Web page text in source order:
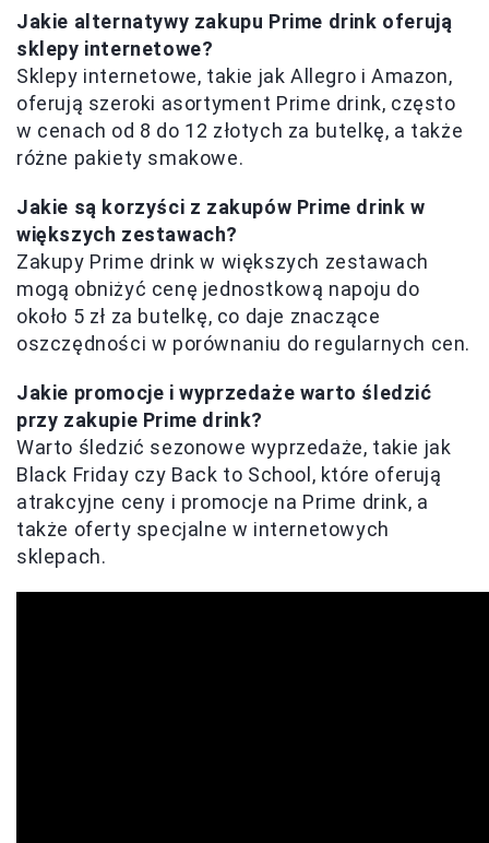
Jakie alternatywy zakupu Prime drink oferują
sklepy internetowe?
Sklepy internetowe, takie jak Allegro i Amazon,
oferują szeroki asortyment Prime drink, często
w cenach od 8 do 12 złotych za butelkę, a także
różne pakiety smakowe.
Jakie są korzyści z zakupów Prime drink w
większych zestawach?
Zakupy Prime drink w większych zestawach
mogą obniżyć cenę jednostkową napoju do
około 5 zł za butelkę, co daje znaczące
oszczędności w porównaniu do regularnych cen.
Jakie promocje i wyprzedaże warto śledzić
przy zakupie Prime drink?
Warto śledzić sezonowe wyprzedaże, takie jak
Black Friday czy Back to School, które oferują
atrakcyjne ceny i promocje na Prime drink, a
także oferty specjalne w internetowych
sklepach.